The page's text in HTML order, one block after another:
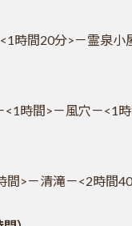
時間20分>－霊泉
時間>－風穴－<1
間>－清滝－<2時間